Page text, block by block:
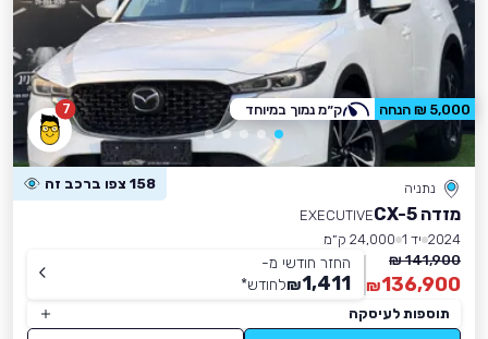
7
נתניה 158 צפו ברכב זה
מזדה CX-5
EXECUTIVE
2024 יד 1
24,000 ק״מ
141,900 ₪
136,900
₪
החזר חודשי מ-
1,411
₪לחודש*
תוספות לעיסקה
5,000 ₪ הנחה ק״מ נמוך במיוחד